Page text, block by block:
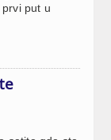
put u